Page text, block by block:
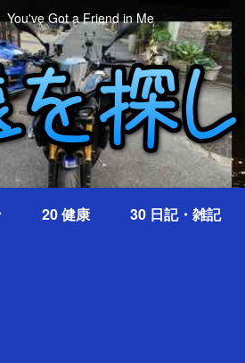
You've Got a Friend in Me
20 健康 30 日記・雑記